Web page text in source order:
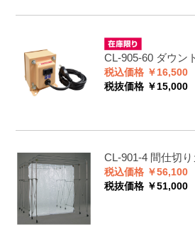
CL-905-60 ダウン
税込価格 ￥16,500
税抜価格 ￥15,000
CL-901-4 間仕切
税込価格 ￥56,100
税抜価格 ￥51,000